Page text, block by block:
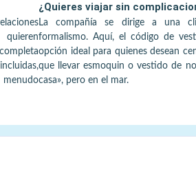
¿Quieres viajar sin
La compañía se dirige a una
formalismo. Aquí, el código de
opción ideal para quienes desean
que llevar esmoquin o vestido de
casa», pero en el mar.